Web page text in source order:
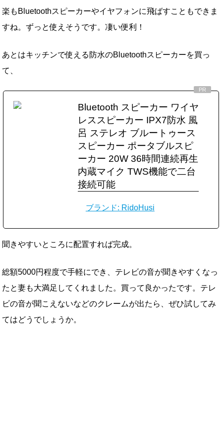
楽もBluetoothスピーカーやイヤフォンに飛ばすこともできま
すね。ずっと使えそうです。凄い便利！
あとはキッチンで使える防水のBluetoothスピーカーを買っ
て、
Bluetooth スピーカー ワイヤ
レススピーカー IPX7防水 風
呂 ステレオ ブルートゥース
スピーカー ポータブルスピ
ーカー 20W 36時間連続再生
内蔵マイク TWS機能で二台
接続可能
ブランド: RidoHusi
聞きやすいところに配置すれば完成。
総額5000円程度で手軽にでき、テレビの音が聞きやすくなっ
たと妻も大満足してくれました。買って良かったです。テレ
ビの音が聞こえないなどのクレームが出たら、ぜひ試してみ
てはどうでしょうか。